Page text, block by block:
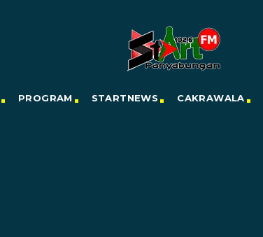
PROGRAM STARTNEWS CAKRAWALA